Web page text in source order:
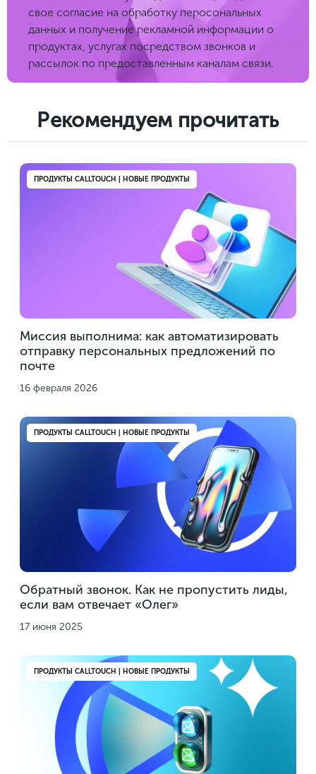
свое согласие на обработку перосональных
данных и получение рекламной информации о
продуктах, услугах посредством звонков и
рассылок по предоставленным каналам связи.
Рекомендуем прочитать
ПРОДУКТЫ CALLTOUCH | НОВЫЕ ПРОДУКТЫ
Миссия выполнима: как автоматизировать
отправку персональных предложений по
почте
16 февраля 2026
ПРОДУКТЫ CALLTOUCH | НОВЫЕ ПРОДУКТЫ
Обратный звонок. Как не пропустить лиды,
если вам отвечает «Олег»
17 июня 2025
ПРОДУКТЫ CALLTOUCH | НОВЫЕ ПРОДУКТЫ